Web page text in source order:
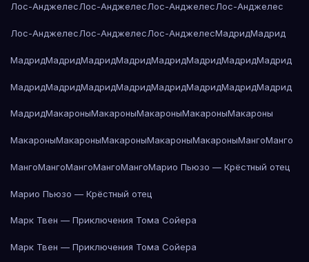
Лос-АнджелесЛос-АнджелесЛос-АнджелесЛос-Анджелес
Лос-АнджелесЛос-АнджелесЛос-АнджелесМадридМадрид
МадридМадридМадридМадридМадридМадридМадридМадрид
МадридМадридМадридМадридМадридМадридМадридМадрид
МадридМакароныМакароныМакароныМакароныМакароны
МакароныМакароныМакароныМакароныМакароныМангоМанго
МангоМангоМангоМангоМангоМарио Пьюзо — Крёстный отец
Марио Пьюзо — Крёстный отец
Марк Твен — Приключения Тома Сойера
Марк Твен — Приключения Тома Сойера